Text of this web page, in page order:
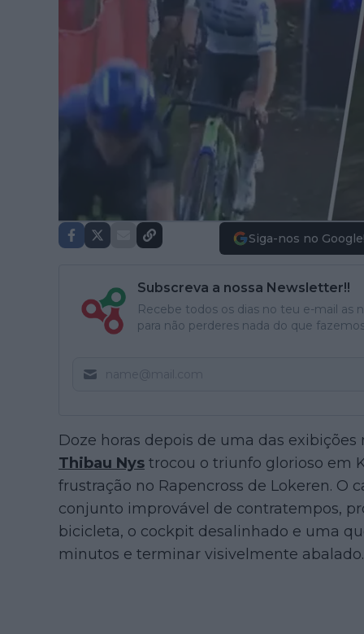
Siga-nos no Google!
Subscreva a nossa Newsletter!!
Recebe todos os dias no teu e-mail as
para não perderes nada do que
Doze horas depois de uma das
Thibau Nys trocou o triunfo glorioso em
frustração no Rapencross de Lokeren. O
conjunto improvável de contratempos,
bicicleta, o cockpit desalinhado e uma
minutos e terminar visivelmente abalado.